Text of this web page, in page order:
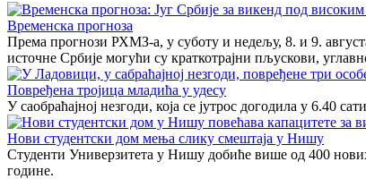
Временска прогноза
Према прогнози РХМЗ-а, у суботу и недељу, 8. и 9.
источне Србије могући су краткотрајни пљускови,
Повређена тројица младића у удесу
У саобраћајној незгоди, која се јутрос догодила у 6.40
Нови студентски дом мења слику смештаја у Нишу
Студенти Универзитета у Нишу добиће више од 400
године.